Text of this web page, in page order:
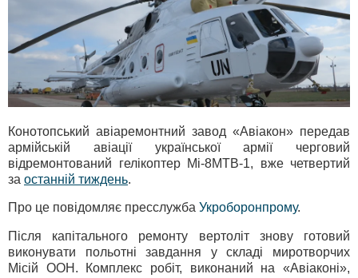
Конотопський авіаремонтний завод «Авіакон» передав
армійській авіації української армії черговий
відремонтований гелікоптер Мі-8МТВ-1, вже четвертий
за останній тиждень.
Про це повідомляє пресслужба Укроборонпрому.
Після капітального ремонту вертоліт знову готовий
виконувати польотні завдання у складі миротворчих
Місій ООН. Комплекс робіт, виконаний на «Авіаконі»,